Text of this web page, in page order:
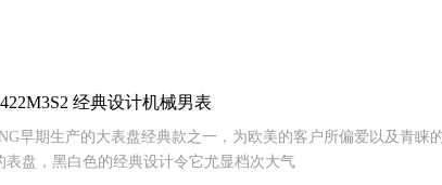
经典设计机械男表
早期生产的大表盘经典款之一，为欧美的客户所偏爱以及青
表盘，黑白色的经典设计令它尤显档次大气